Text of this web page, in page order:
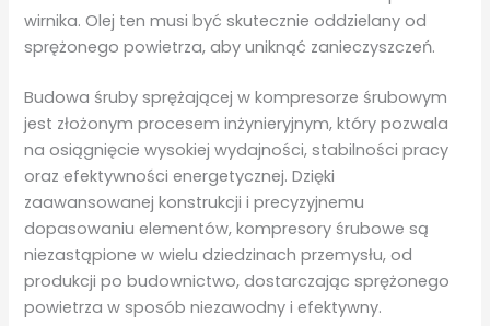
wirnika. Olej ten musi być skutecznie oddzielany od
sprężonego powietrza, aby uniknąć zanieczyszczeń.
Budowa śruby sprężającej w kompresorze śrubowym
jest złożonym procesem inżynieryjnym, który pozwala
na osiągnięcie wysokiej wydajności, stabilności pracy
oraz efektywności energetycznej. Dzięki
zaawansowanej konstrukcji i precyzyjnemu
dopasowaniu elementów, kompresory śrubowe są
niezastąpione w wielu dziedzinach przemysłu, od
produkcji po budownictwo, dostarczając sprężonego
powietrza w sposób niezawodny i efektywny.